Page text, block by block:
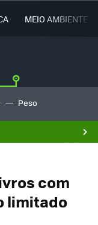
MEIO AMBIENTE
Peso
com
limitado